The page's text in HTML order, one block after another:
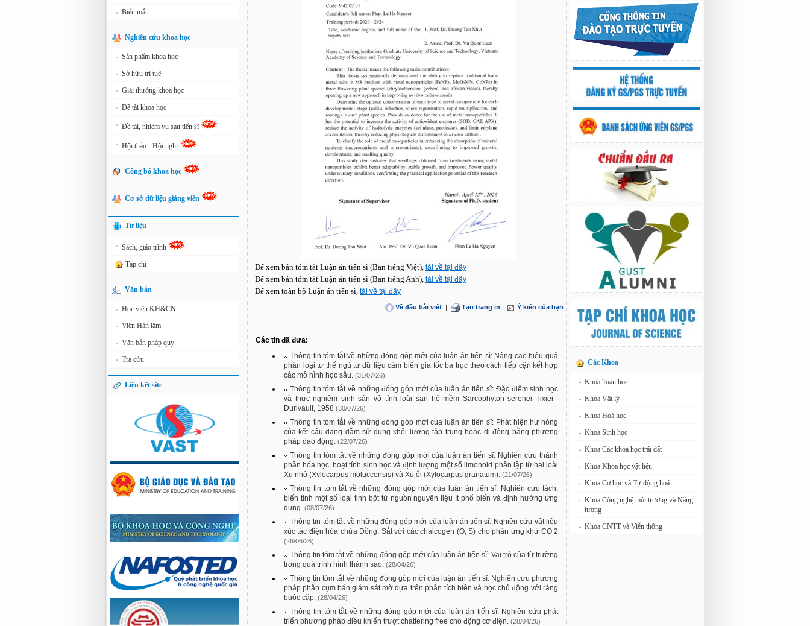
» Biểu mẫu
Nghiên cứu khoa học
» Sản phẩm khoa học
» Sở hữu trí tuệ
» Giải thưởng khoa học
» Đề tài khoa học
» Đề tài, nhiệm vụ sau tiến sĩ
» Hội thảo - Hội nghị
Công bố khoa học
Cơ sở dữ liệu giảng viên
Tư liệu
» Sách, giáo trình
Tạp chí
Văn bản
» Học viện KH&CN
» Viện Hàn lâm
» Văn bản pháp quy
» Tra cứu
Liên kết site
Để xem bản tóm tắt Luận án tiến sĩ (Bản tiếng Việt), tải về tại đây
Để xem bản tóm tắt Luận án tiến sĩ (Bản tiếng Anh), tải về tại đây
Để xem toàn bộ Luận án tiến sĩ, tải về tại đây
Về đầu bài viết | Tạo trang in | Ý kiến của bạn
Các tin đã đưa:
Thông tin tóm tắt về những đóng góp mới của luận án tiến sĩ: Nâng cao hiệu quả
phân loại tư thế ngủ từ dữ liệu cảm biến gia tốc ba trục theo cách tiếp cận kết hợp
các mô hình học sâu. (31/07/26)
Thông tin tóm tắt về những đóng góp mới của luận án tiến sĩ: Đặc điểm sinh học
và thực nghiệm sinh sản vô tính loài san hô mềm Sarcophyton serenei Tixier–
Durivault, 1958 (30/07/26)
Thông tin tóm tắt về những đóng góp mới của luận án tiến sĩ: Phát hiện hư hỏng
của kết cấu dạng dầm sử dụng khối lượng tập trung hoặc di động bằng phương
pháp dao động. (22/07/26)
Thông tin tóm tắt về những đóng góp mới của luận án tiến sĩ: Nghiên cứu thành
phần hóa học, hoạt tính sinh học và định lượng một số limonoid phân lập từ hai loài
Xu nhỏ (Xylocarpus moluccensis) và Xu ổi (Xylocarpus granatum). (21/07/26)
Thông tin tóm tắt về những đóng góp mới của luận án tiến sĩ: Nghiên cứu tách,
biến tính một số loại tinh bột từ nguồn nguyên liệu ít phổ biến và định hướng ứng
dụng. (08/07/26)
Thông tin tóm tắt về những đóng góp mới của luận án tiến sĩ: Nghiên cứu vật liệu
xúc tác điện hóa chứa Đồng, Sắt với các chalcogen (O, S) cho phản ứng khử CO 2
(26/06/26)
Thông tin tóm tắt về những đóng góp mới của luận án tiến sĩ: Vai trò của từ trường
trong quá trình hình thành sao. (28/04/26)
Thông tin tóm tắt về những đóng góp mới của luận án tiến sĩ: Nghiên cứu phương
pháp phân cụm bán giám sát mờ dựa trên phân tích biên và học chủ động với ràng
buộc cặp. (28/04/26)
Thông tin tóm tắt về những đóng góp mới của luận án tiến sĩ: Nghiên cứu phát
triển phương pháp điều khiển trượt chattering free cho động cơ điện. (28/04/26)
Nghiên cứu chế tạo hệ thống xác định
hướng vật thể độ chính xác cao dựa trên
từ kế và vật liệu biến hóa
9:33 sáng thứ hai, 03/08/2026
Các Khoa
» Khoa Toán học
» Khoa Vật lý
» Khoa Hoá học
» Khoa Sinh học
» Khoa Các khoa học trái đất
» Khoa Khoa học vật liệu
» Khoa Cơ học và Tự động hoá
» Khoa Công nghệ môi trường và Năng
lượng
» Khoa CNTT và Viễn thông